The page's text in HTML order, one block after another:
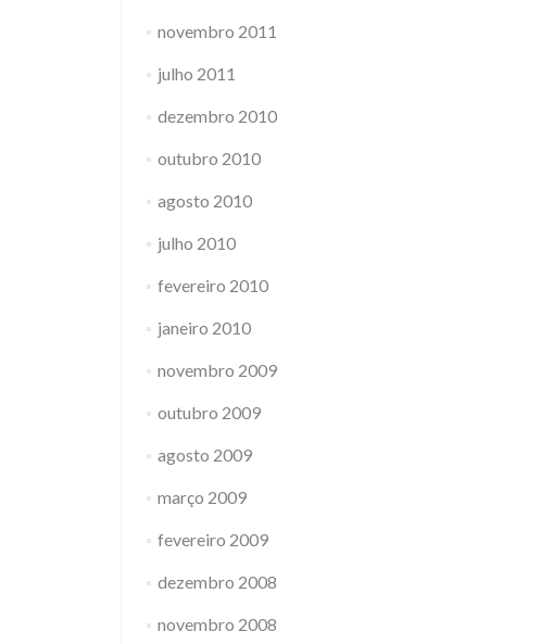
novembro 2011
julho 2011
dezembro 2010
outubro 2010
agosto 2010
julho 2010
fevereiro 2010
janeiro 2010
novembro 2009
outubro 2009
agosto 2009
março 2009
fevereiro 2009
dezembro 2008
novembro 2008